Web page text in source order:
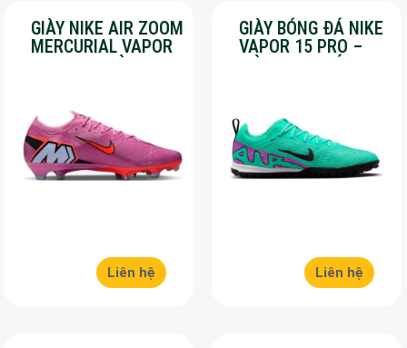
GIÀY NIKE AIR ZOOM
MERCURIAL VAPOR
16 PRO – MÀU
Liên hệ
GIÀY BÓNG ĐÁ NIKE
VAPOR 15 PRO –
MÀU XANH LÁ –
Liên hệ